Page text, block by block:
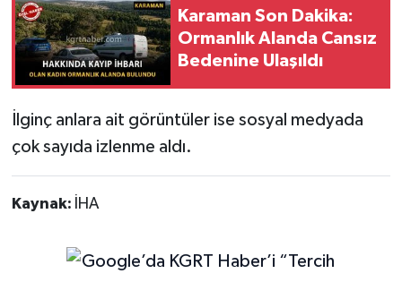
Karaman Son Dakika:
Ormanlık Alanda Cansız
Bedenine Ulaşıldı
İlginç anlara ait görüntüler ise sosyal medyada
çok sayıda izlenme aldı.
Kaynak: İHA